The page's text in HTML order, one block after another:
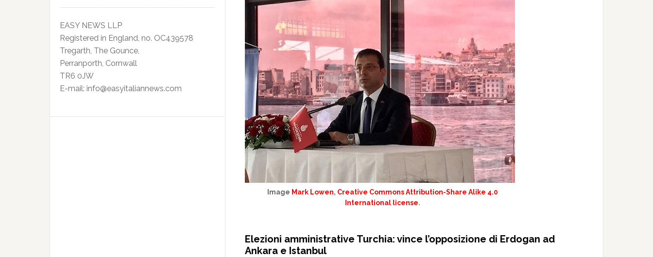
Image Mark Lowen, Creative Commons Attribution-Share Alike 4.0
International license.
Elezioni amministrative Turchia: vince l’opposizione di Erdogan ad
Ankara e Istanbul
EASY NEWS LLP
Registered in England, no. OC439578
Tregarth, The Gounce,
Perranporth, Cornwall
TR6 0JW
E-mail: info@easyitaliannews.com